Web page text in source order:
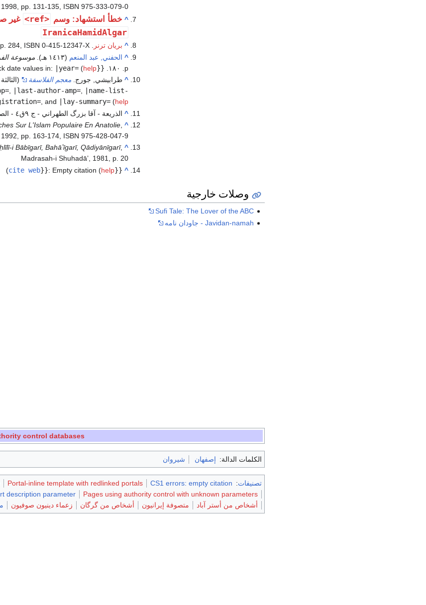
1998, pp. 131-135, ISBN 975-333-079-0
^ خطأ استشهاد: وسم <ref> غير
IranicaHamidAlgar
^ بريان ترنر .
284, ISBN 0-415-12347-X
^ الحفني, عبد المنعم (١٤١٣ هـ). موسوعة
p. ١٨٠.
{{
date values in: |year=(help
^ طرابيشي, جورج.معجم الفلاسفة (الثالثة ed.). بيروت: دار الطليعة. p. ٤٦٤.
, |last-author-amp=,
|name-list-
, and |lay-summary=(help
^ الذريعة - آقا بزرگ الطهراني - ج ٩ق٤ - الصفحة ١٢١٧
^
Sur L'Islam Populaire En Anatolie,
pp. 163-174, ISBN 975-428-047-9
^
i Bābīgarī, Bahāʼīgarī, Qādiyānīgarī,
Madrasah-i Shuhadāʼ, 1981, p. 20
^
{{
cite web}}: Empty citation (help
)
وصلات خارجية
Sufi Tale: The Lover of the ABC
Javidan-namah - جاودان‌ نامه
control databases
الكلمات الدالة: إصفهان شيروان
تصنيفات:
CS1 errors: empty citation
Portal-inline template with redlinked portals
Pages using authority control with unknown parameters
description parameter
أشخاص من أستر آباد
متصوفة إيرانيون أشخاص من گرگان زعماء دينيون صوفيون